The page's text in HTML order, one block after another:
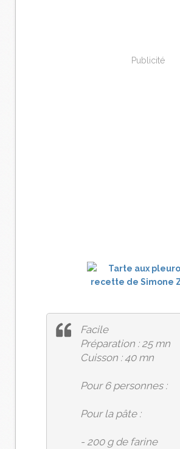
Publicité
Facile
Préparation : 25 mn
Cuisson : 40 mn
Pour 6 personnes :
Pour la pâte :
- 200 g de farine